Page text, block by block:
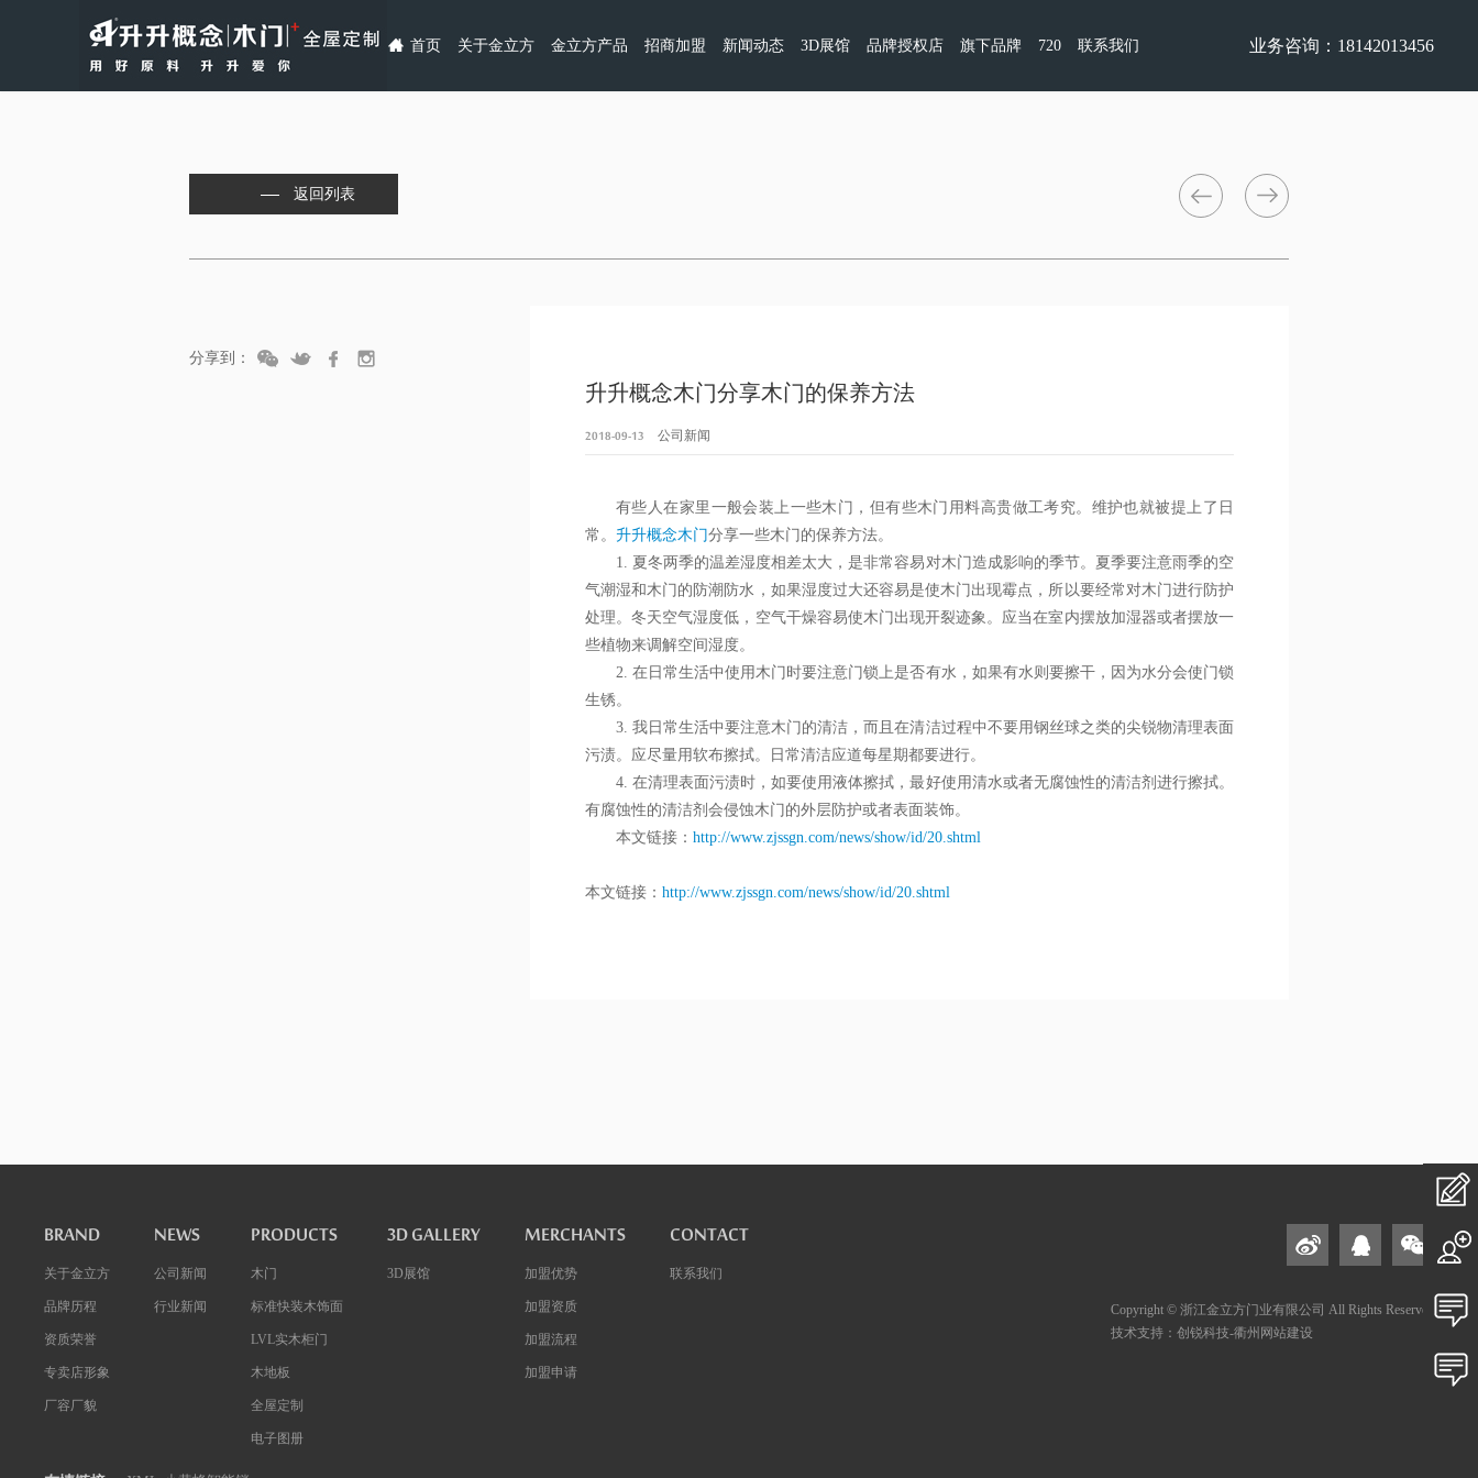
首页 关于金立方 金立方产品 招商加盟 新闻动态 3D展馆 品牌授权店 旗下品牌 720 联系我们 业务咨询：18142013456
返回列表
分享到：
升升概念木门分享木门的保养方法
2018-09-13
公司新闻
有些人在家里一般会装上一些木门，但有些木门用料高贵做工考究。维护也就被提上了日
常。 升升概念木门分享一些木门的保养方法。
1. 夏冬两季的温差湿度相差太大，是非常容易对木门造成影响的季节。夏季要注意雨季的空
气潮湿和木门的防潮防水，如果湿度过大还容易是使木门出现霉点，所以要经常对木门进行防护
处理。冬天空气湿度低，空气干燥容易使木门出现开裂迹象。应当在室内摆放加湿器或者摆放一
些植物来调解空间湿度。
2. 在日常生活中使用木门时要注意门锁上是否有水，如果有水则要擦干，因为水分会使门锁
生锈。
3. 我日常生活中要注意木门的清洁，而且在清洁过程中不要用钢丝球之类的尖锐物清理表面
污渍。应尽量用软布擦拭。日常清洁应道每星期都要进行。
4. 在清理表面污渍时，如要使用液体擦拭，最好使用清水或者无腐蚀性的清洁剂进行擦拭。
有腐蚀性的清洁剂会侵蚀木门的外层防护或者表面装饰。
本文链接： http://www.zjssgn.com/news/show/id/20.shtml
本文链接： http://www.zjssgn.com/news/show/id/20.shtml
BRAND
关于金立方
品牌历程
资质荣誉
专卖店形象
厂容厂貌
NEWS
公司新闻
行业新闻
PRODUCTS
木门
标准快装木饰面
LVL实木柜门
木地板
全屋定制
电子图册
3D GALLERY
3D展馆
MERCHANTS
加盟优势
加盟资质
加盟流程
加盟申请
CONTACT
联系我们
Copyright © 浙江金立方门业有限公司 All Rights Reserved
技术支持：创锐科技-衢州网站建设
在
私
投
售